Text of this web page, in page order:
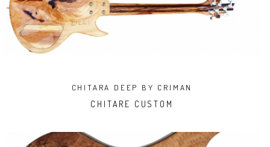
CHITARA DEEP BY CRIMAN
CHITARE CUSTOM